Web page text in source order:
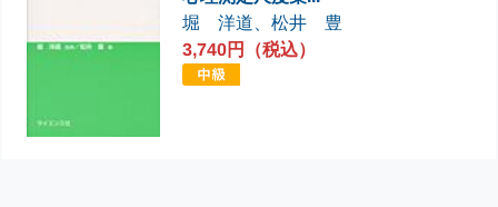
堀 洋道 、松井 豊
3,740円（税込）